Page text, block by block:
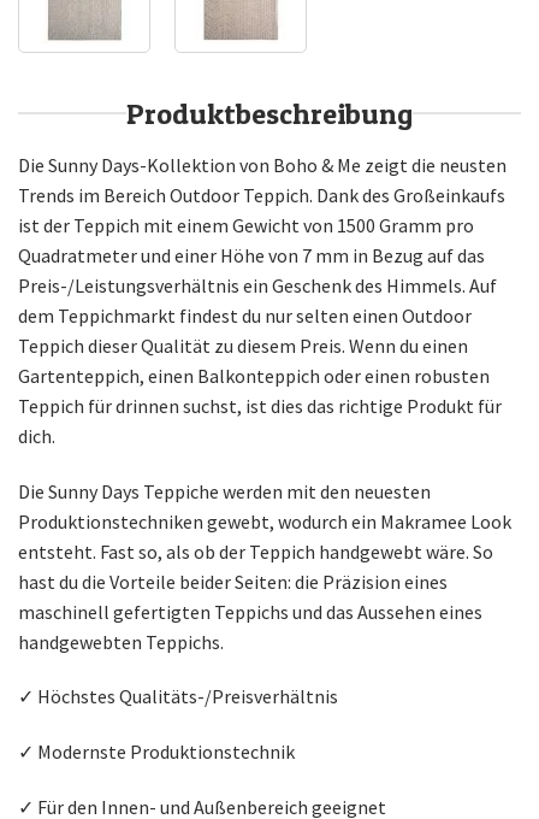
Produktbeschreibung
Die Sunny Days-Kollektion von Boho & Me zeigt die neusten
Trends im Bereich Outdoor Teppich. Dank des Großeinkaufs
ist der Teppich mit einem Gewicht von 1500 Gramm pro
Quadratmeter und einer Höhe von 7 mm in Bezug auf das
Preis-/Leistungsverhältnis ein Geschenk des Himmels. Auf
dem Teppichmarkt findest du nur selten einen Outdoor
Teppich dieser Qualität zu diesem Preis. Wenn du einen
Gartenteppich, einen Balkonteppich oder einen robusten
Teppich für drinnen suchst, ist dies das richtige Produkt für
dich.
Die Sunny Days Teppiche werden mit den neuesten
Produktionstechniken gewebt, wodurch ein Makramee Look
entsteht. Fast so, als ob der Teppich handgewebt wäre. So
hast du die Vorteile beider Seiten: die Präzision eines
maschinell gefertigten Teppichs und das Aussehen eines
handgewebten Teppichs.
✓ Höchstes Qualitäts-/Preisverhältnis
✓ Modernste Produktionstechnik
✓ Für den Innen- und Außenbereich geeignet